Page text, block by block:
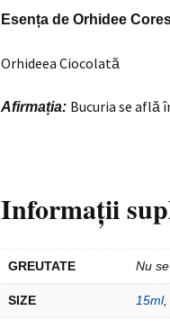
Esența de Orhidee
Orhideea Ciocolată
Afirmația: Bucuria se află
Informații
GREUTATE Nu
SIZE 15ml,